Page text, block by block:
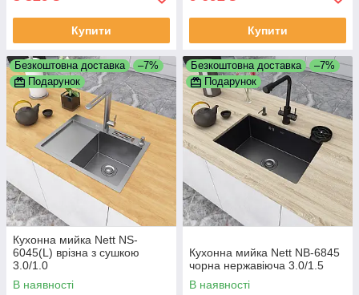
Купити Купити
Безкоштовна доставка
–7%
Подарунок
Кухонна мийка Nett NS-
6045(L) врізна з сушкою
3.0/1.0
В наявності
Безкоштовна доставка
–7%
Подарунок
Кухонна мийка Nett NB-6845
чорна нержавіюча 3.0/1.5
В наявності